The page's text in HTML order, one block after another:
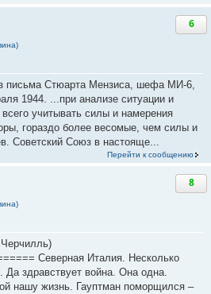
6
письма Стюарта Мензиса, шефа МИ-6,
1944. ...при анализе ситуации и
учитывать силы и намерения
гораздо более весомые, чем силы и
Советский Союз в настояще...
Перейти к сообщению
8
Северная Италия. Несколько
Да здравствует война. Она одна.
нашу жизнь. Гауптман поморщился –